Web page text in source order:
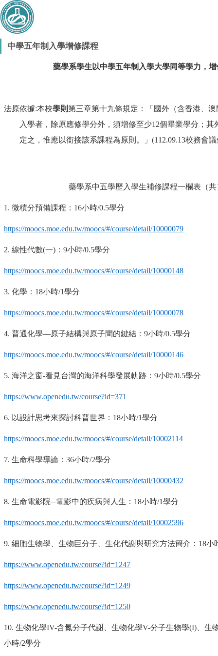
中學五年制入學增修課程
藥學系學生以中學五年制入學大學同等學力，增
法原依據:本校學則第三章第十九條規定：「國外（含香港、
入學者，除原應修學分外，須增修至少12個畢業學分；其
定之，惟應以銜接該系課程為原則。」 (112.09.13校務會
藥學系中五學歷入學生補修課程一欄表（共
1. 微積分預備課程： 16小時/0.5學分
https://moocs.moe.edu.tw/moocs/#/course/detail/10000079
2. 線性代數(一) ： 9小時/0.5學分
https://moocs.moe.edu.tw/moocs/#/course/detail/10000148
3. 化學： 18小時/1學分
https://moocs.moe.edu.tw/moocs/#/course/detail/10000078
4. 普通化學—原子結構與原子間的鍵結： 9小時/0.5學分
https://moocs.moe.edu.tw/moocs/#/course/detail/10000146
5. 海洋之窗-看見台灣的海洋科學發展軌跡： 9小時/0.5學分
https://www.openedu.tw/course?id=371
6. 以設計思考來探討科普世界： 18小時/1學分
https://moocs.moe.edu.tw/moocs/#/course/detail/10002114
7. 生命科學導論： 36小時/2學分
https://moocs.moe.edu.tw/moocs/#/course/detail/10000432
8. 生命電影院─電影中的疾病與人生： 18小時/1學分
https://moocs.moe.edu.tw/moocs/#/course/detail/10002596
9. 細胞生物學、生物巨分子、生化代謝與研究方法簡介： 18小
https://www.openedu.tw/course?id=1247
https://www.openedu.tw/course?id=1249
https://www.openedu.tw/course?id=1250
10. 生物化學IV-含氮分子代謝、生物化學V-分子生物學(I) 、生
小時/2學分